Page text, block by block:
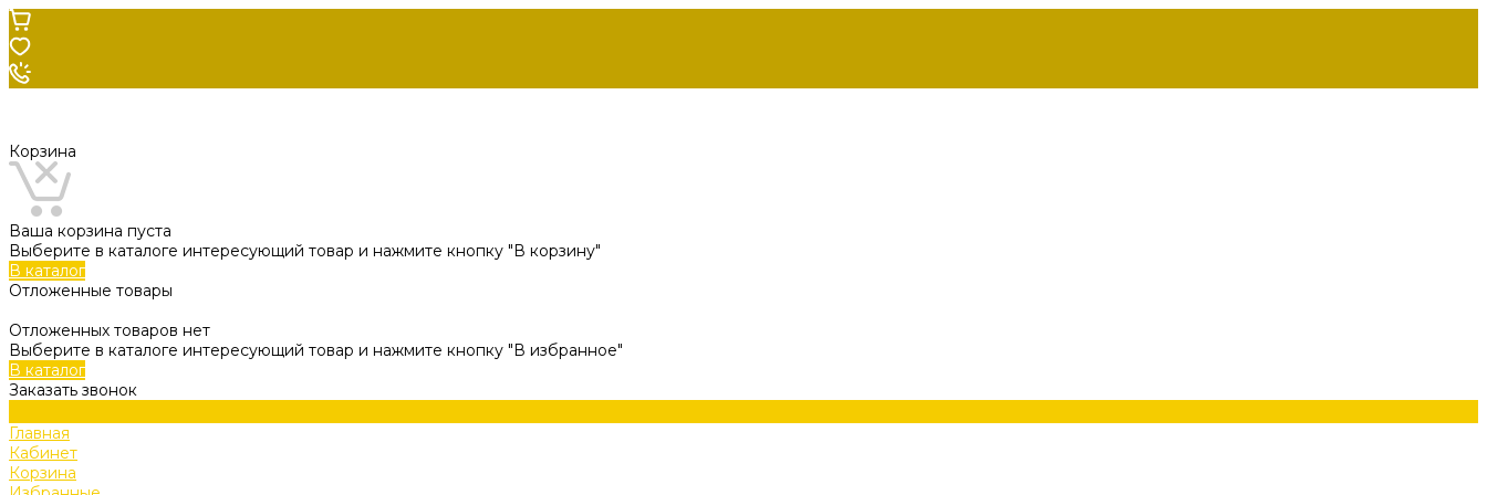
Корзина
Ваша корзина пуста
Выберите в каталоге интересующий товар и нажмите кнопку "В корзину"
В каталог
Отложенные товары
Отложенных товаров нет
Выберите в каталоге интересующий товар и нажмите кнопку "В избранное"
В каталог
Заказать звонок
Главная
Кабинет
Корзина